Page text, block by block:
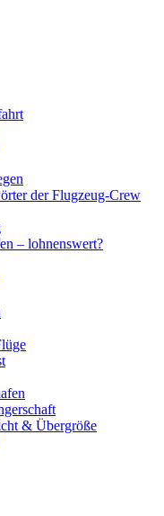
der Flugzeug-Crew
– lohnenswert?
& Übergröße